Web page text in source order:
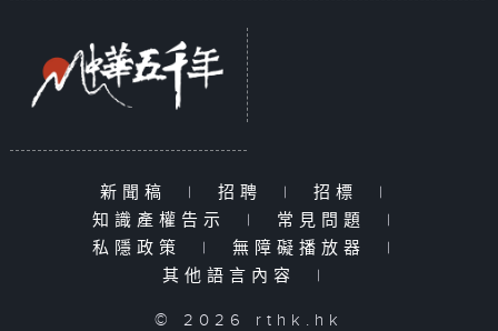
新聞稿 | 招聘 | 招標
|
知識產權告示
| 常見問題
|
私隱政策
| 無障礙播放器
|
其他語言內容
|
© 2026 rthk.hk